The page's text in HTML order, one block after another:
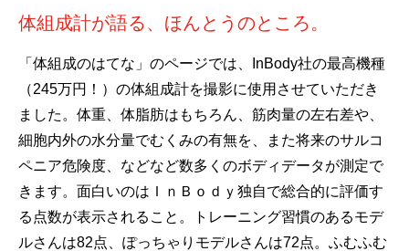
体組成計が語る、ほんとうのところ。
「体組成のはてな」のページでは、InBody社の最高機種
（245万円！）の体組成計を撮影に使用させていただき
ました。体重、体脂肪はもちろん、筋肉量の左右差や、
細胞内外の水分量でむくみの有無を、また将来のサルコ
ペニア危険度、などなど数多くのボディデータが測定で
きます。面白いのはＩｎＢｏｄｙ独自で総合的に評価す
る点数が表示されること。トレーニング習慣のあるモデ
ルさんは82点、ぽっちゃりモデルさんは72点。ふむふむ